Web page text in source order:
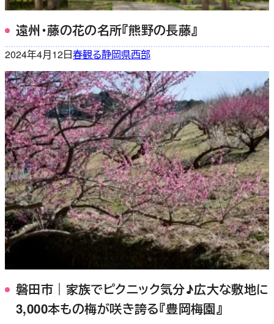
遠州・藤の花の名所『熊野の長藤』
2024年4月12日春観る静岡県西部
磐田市｜家族でピクニック気分♪広大な敷地に
3,000本もの梅が咲き誇る『豊岡梅園』